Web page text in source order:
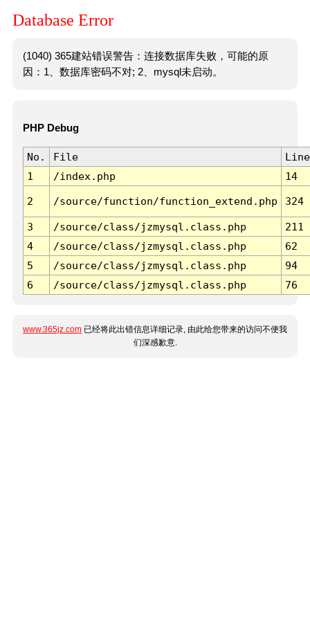
Database Error
(1040) 365建站错误警告：连接数据库失败，可能的原
因：1、数据库密码不对; 2、mysql未启动。
PHP Debug
No. File
Line
1
/index.php 14
2 /source/function/function_extend.php 324
3 /source/class/jzmysql.class.php
211
4
/source/class/jzmysql.class.php
62
5
/source/class/jzmysql.class.php
94
6
/source/class/jzmysql.class.php 76
www.365jz.com 已经将此出错信息详细记录, 由此给您带来的访问不便我
们深感歉意.